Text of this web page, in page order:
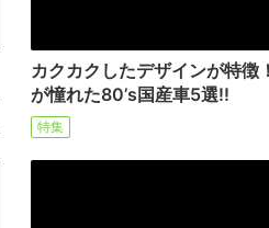
カクカクしたデザインが特徴
が憧れた80’s国産車5選!!
特集